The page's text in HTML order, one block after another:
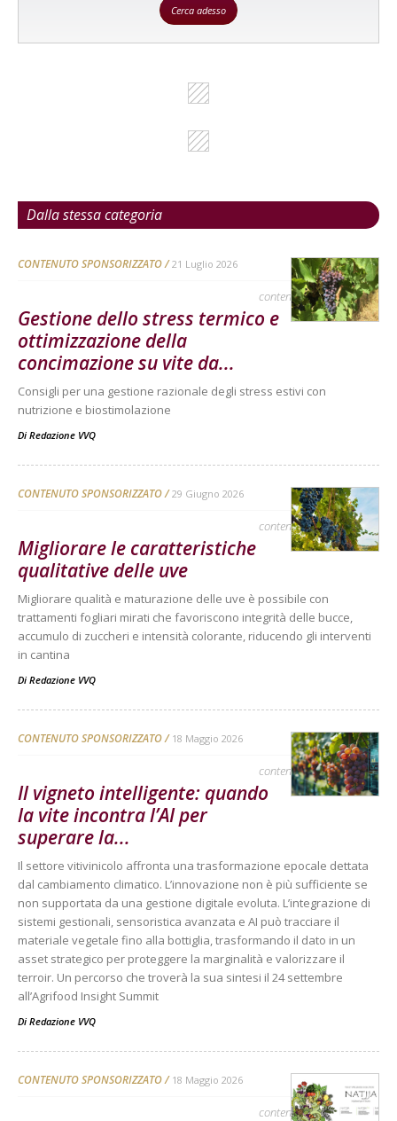
Cerca adesso
Dalla stessa categoria
CONTENUTO SPONSORIZZATO 21 Luglio 2026
contenuto sponsorizzato
Gestione dello stress termico e
ottimizzazione della
concimazione su vite da...
Consigli per una gestione razionale degli stress estivi con
nutrizione e biostimolazione
Di Redazione VVQ
CONTENUTO SPONSORIZZATO 29 Giugno 2026
contenuto sponsorizzato
Migliorare le caratteristiche
qualitative delle uve
Migliorare qualità e maturazione delle uve è possibile con
trattamenti fogliari mirati che favoriscono integrità delle bucce,
accumulo di zuccheri e intensità colorante, riducendo gli interventi
in cantina
Di Redazione VVQ
CONTENUTO SPONSORIZZATO 18 Maggio 2026
contenuto sponsorizzato
Il vigneto intelligente: quando
la vite incontra l’AI per
superare la...
Il settore vitivinicolo affronta una trasformazione epocale dettata
dal cambiamento climatico. L’innovazione non è più sufficiente se
non supportata da una gestione digitale evoluta. L’integrazione di
sistemi gestionali, sensoristica avanzata e AI può tracciare il
materiale vegetale fino alla bottiglia, trasformando il dato in un
asset strategico per proteggere la marginalità e valorizzare il
terroir. Un percorso che troverà la sua sintesi il 24 settembre
all’Agrifood Insight Summit
Di Redazione VVQ
CONTENUTO SPONSORIZZATO 18 Maggio 2026
contenuto sponsorizzato